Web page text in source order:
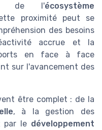
de l'écosystème
proximité peut se
des besoins
accrue et la
en face à face
sur l'avancement des
être complet : de la
, à la gestion des
par le développement